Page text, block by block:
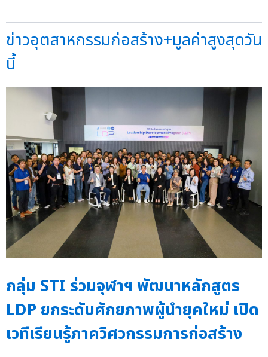
ข่าวอุตสาหกรรมก่อสร้าง+มูลค่าสูงสุดวัน
นี้
กลุ่ม STI ร่วมจุฬาฯ พัฒนาหลักสูตร
LDP ยกระดับศักยภาพผู้นำยุคใหม่ เปิด
เวทีเรียนรู้ภาควิศวกรรมการก่อสร้าง